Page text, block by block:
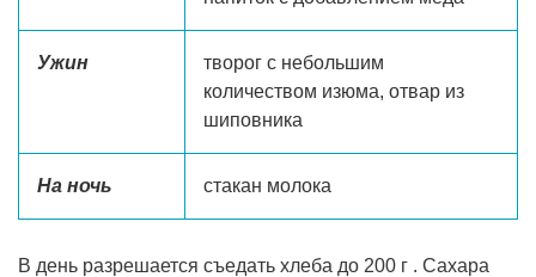
Ужин
творог с небольшим
количеством изюма, отвар из
шиповника
На ночь стакан молока
В день разрешается съедать хлеба до 200 г . Сахара